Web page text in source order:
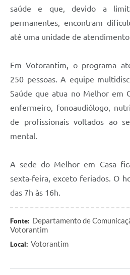
saúde e que, devido a
permanentes, encontram
até uma unidade de
Em Votorantim, o programa
250 pessoas. A equipe
Saúde que atua no Melhor em
enfermeiro, fonoaudiólogo,
de profissionais voltados ao
mental.
A sede do Melhor em Casa
sexta-feira, exceto feriados. O
das 7h às 16h.
Fonte: Departamento de
Votorantim
Local: Votorantim